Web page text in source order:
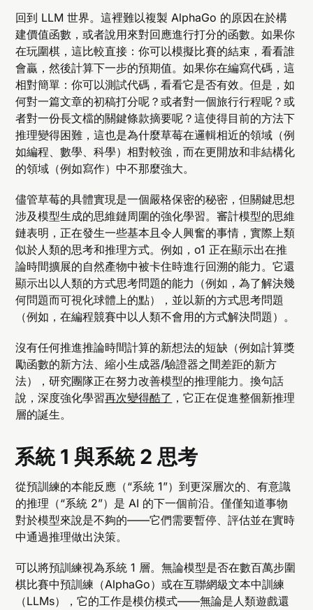
回到 LLM 世界。這裡難以複製 AlphaGo 的原因在於構
建價值函數，或者說用來對回應進行打分的函數。如果你
在玩圍棋，這比較直接：你可以模擬比賽的結束，看看誰
會贏，然後計算下一步的預期值。如果你在編寫代碼，這
相對簡單：你可以測試代碼，看看它是否有效。但是，如
何對一篇文章的初稿打分呢？或者對一個旅行行程呢？或
者對一份長文檔的關鍵條款摘要呢？這使得目前的方法下
推理變得困難，這也是為什麼草莓在邏輯相近的領域（例
如編程、數學、科學）相對較強，而在更開放和非結構化
的領域（例如寫作）中不那麼強大。
儘管草莓的具體實現是一個嚴格保密的秘密，但關鍵思想
涉及模型生成的思維鏈周圍的強化學習。審計模型的思維
鏈表明，正在發生一些基本且令人興奮的事情，實際上類
似於人類的思考和推理方式。例如，o1 正在顯示出在推
論時間擴展的自然產物中被卡住時進行回溯的能力。它還
顯示出以人類的方式思考問題的能力（例如，為了解決幾
何問題而可視化球體上的點），並以新的方式思考問題
（例如，在編程競賽中以人類不會用的方式解決問題）。
沒有任何推進推論時間計算的新想法的短缺（例如計算獎
勵函數的新方法、縮小生成器/驗證器之間差距的新方
法），研究團隊正在努力改善模型的推理能力。換句話
說，深度強化學習再次變得酷了 ，它正在促進整個新推理
層的誕生。
系統 1 與系統 2 思考
從預訓練的本能反應（“系統 1”）到更深層次的、有意識
的推理（“系統 2”）是 AI 的下一個前沿。僅僅知道事物
對於模型來說是不夠的——它們需要暫停、評估並在實時
中通過推理做出決策。
可以將預訓練視為系統 1 層。無論模型是否在數百萬步圍
棋比賽中預訓練（AlphaGo）或在互聯網級文本中訓練
（LLMs），它的工作是模仿模式——無論是人類遊戲還